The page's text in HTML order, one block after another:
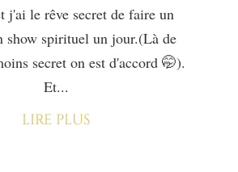
j'ai le rêve secret de faire un
show spirituel un jour.(Là de
secret on est d'accord 🤭).
Et...
lire plus